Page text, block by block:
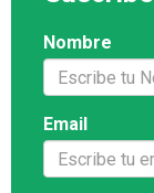
Nombre
Email